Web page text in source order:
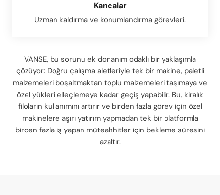
Kancalar
Uzman kaldırma ve konumlandırma görevleri.
VANSE, bu sorunu ek donanım odaklı bir yaklaşımla
çözüyor: Doğru çalışma aletleriyle tek bir makine, paletli
malzemeleri boşaltmaktan toplu malzemeleri taşımaya ve
özel yükleri elleçlemeye kadar geçiş yapabilir. Bu, kiralık
filoların kullanımını artırır ve birden fazla görev için özel
makinelere aşırı yatırım yapmadan tek bir platformla
birden fazla iş yapan müteahhitler için bekleme süresini
azaltır.